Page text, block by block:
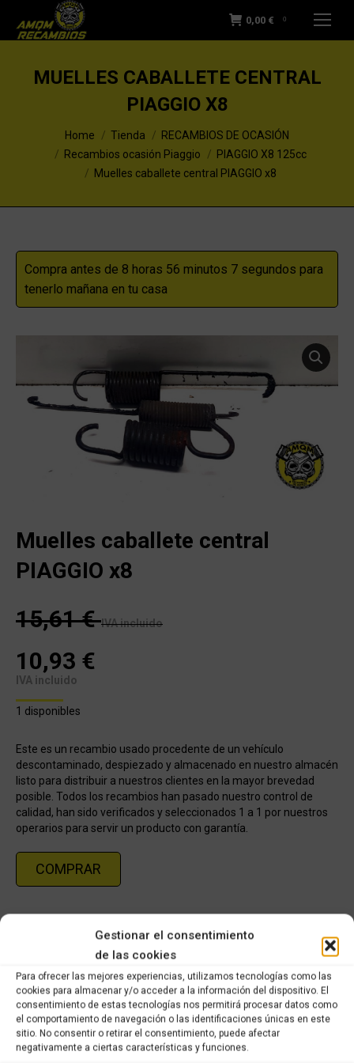
Gestionar el consentimiento
de las cookies
Para ofrecer las mejores experiencias, utilizamos tecnologías como las
cookies para almacenar y/o acceder a la información del dispositivo. El
consentimiento de estas tecnologías nos permitirá procesar datos como
el comportamiento de navegación o las identificaciones únicas en este
sitio. No consentir o retirar el consentimiento, puede afectar
negativamente a ciertas características y funciones.
0,00 € 0
MUELLES CABALLETE CENTRAL
PIAGGIO X8
You are here:Home Tienda
RECAMBIOS DE OCASIÓN
Recambios ocasión Piaggio
PIAGGIO X8 125cc
Muelles caballete central PIAGGIO x8
Compra antes de 8 horas 56 minutos 7 segundos para
tenerlo mañana en tu casa
Muelles caballete central
PIAGGIO x8
15,61€ IVA incluido
10,93 €
IVA incluido
1 disponibles
Este es un recambio usado procedente de un vehículo
descontaminado, despiezado y almacenado en nuestro almacén
listo para distribuir a nuestros clientes en la mayor brevedad
posible. Todos los recambios han pasado nuestro control de
calidad, han sido verificados y seleccionados 1 a 1 por nuestros
operarios para servir un producto con garantía.
COMPRAR
Share
on
X
Share
on
Facebook
Share
on
Pinterest
Share
on
LinkedIn